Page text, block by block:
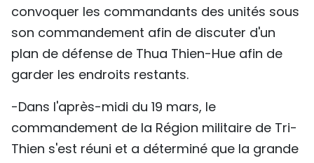
convoquer les commandants des unités sous
son commandement afin de discuter d'un
plan de défense de Thua Thien-Hue afin de
garder les endroits restants.
-Dans l'après-midi du 19 mars, le
commandement de la Région militaire de Tri-
Thien s'est réuni et a déterminé que la grande